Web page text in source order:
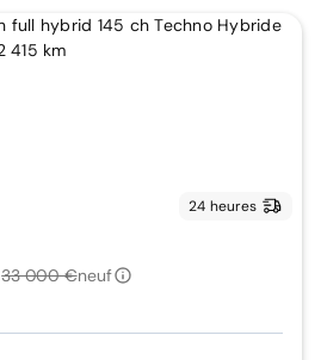
24 heures
33 000 €neuf